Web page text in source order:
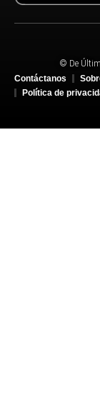
© De
Contáctanos
Política de